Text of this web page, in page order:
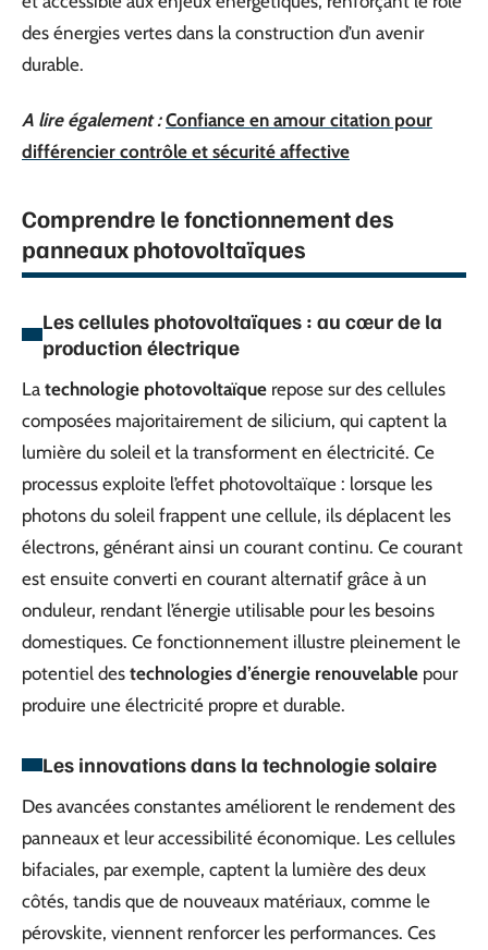
des énergies vertes dans la construction d’un avenir
durable.
A lire également : Confiance en amour citation pour
différencier contrôle et sécurité affective
Comprendre le fonctionnement des
panneaux photovoltaïques
Les cellules photovoltaïques : au cœur de la
production électrique
La technologie photovoltaïque repose sur des cellules
composées majoritairement de silicium, qui captent la
lumière du soleil et la transforment en électricité. Ce
processus exploite l’effet photovoltaïque : lorsque les
photons du soleil frappent une cellule, ils déplacent les
électrons, générant ainsi un courant continu. Ce courant
est ensuite converti en courant alternatif grâce à un
onduleur, rendant l’énergie utilisable pour les besoins
domestiques. Ce fonctionnement illustre pleinement le
potentiel des technologies d’énergie renouvelable pour
produire une électricité propre et durable.
Les innovations dans la technologie solaire
Des avancées constantes améliorent le rendement des
panneaux et leur accessibilité économique. Les cellules
bifaciales, par exemple, captent la lumière des deux
côtés, tandis que de nouveaux matériaux, comme le
pérovskite, viennent renforcer les performances. Ces